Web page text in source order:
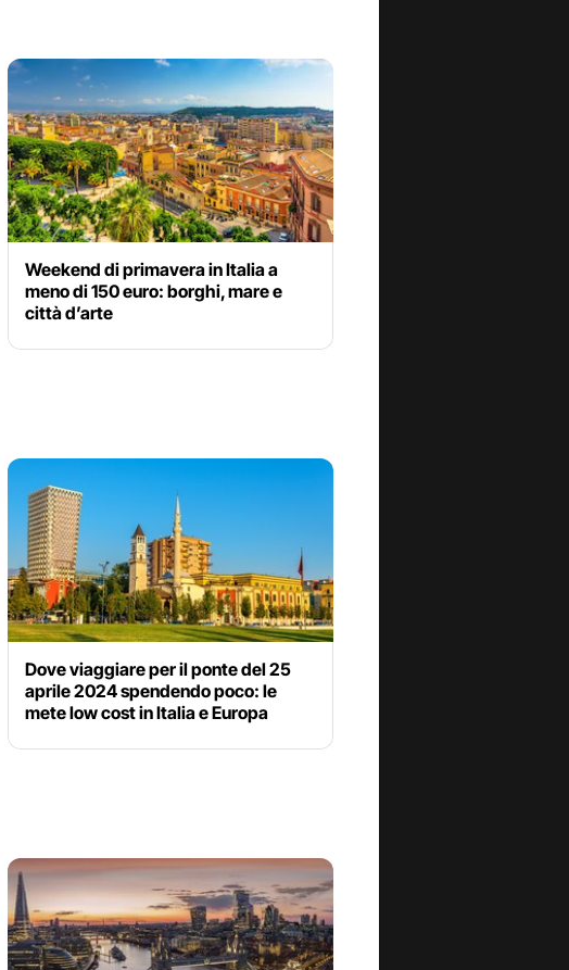
Weekend di primavera in Italia a
meno di 150 euro: borghi, mare e
città d’arte
Dove viaggiare per il ponte del 25
aprile 2024 spendendo poco: le
mete low cost in Italia e Europa